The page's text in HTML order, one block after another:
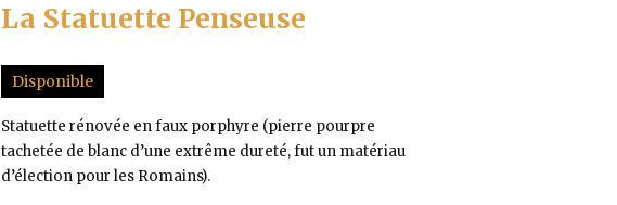
La Statuette Penseuse
Disponible
Statuette rénovée en faux porphyre (pierre pourpre
tachetée de blanc d’une extrême dureté, fut un matériau
d’élection pour les Romains).